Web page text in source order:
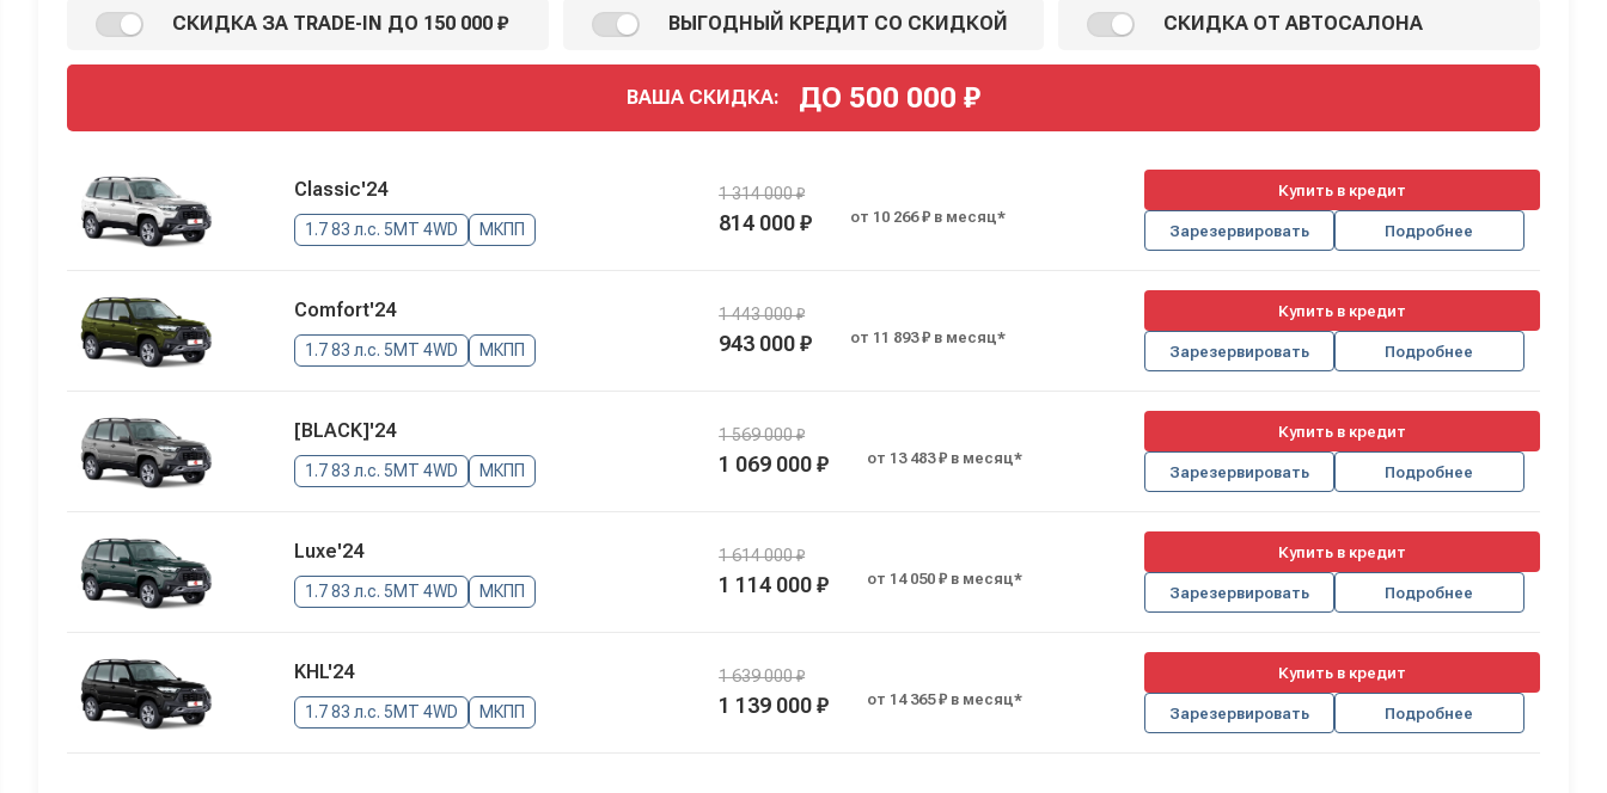
СКИДКА ЗА TRADE-IN ДО 150 000 ₽ ВЫГОДНЫЙ КРЕДИТ СО СКИДКОЙ СКИДКА ОТ АВТОСАЛОНА
ВАША СКИДКА: ДО 500 000 ₽
Classic'24
1.7 83 л.с. 5MT 4WD МКПП
1 314 000 ₽
814 000 ₽ от 10 266 ₽ в месяц*
Купить в кредит
Зарезервировать Подробнее
Comfort'24
1.7 83 л.с. 5MT 4WD МКПП
1 443 000 ₽
943 000 ₽ от 11 893 ₽ в месяц*
Купить в кредит
Зарезервировать Подробнее
[BLACK]'24
1.7 83 л.с. 5MT 4WD МКПП
1 569 000 ₽
1 069 000 ₽ от 13 483 ₽ в месяц*
Купить в кредит
Зарезервировать Подробнее
Luxe'24
1.7 83 л.с. 5MT 4WD МКПП
1 614 000 ₽
1 114 000 ₽ от 14 050 ₽ в месяц*
Купить в кредит
Зарезервировать Подробнее
KHL'24
1.7 83 л.с. 5MT 4WD МКПП
1 639 000 ₽
1 139 000 ₽ от 14 365 ₽ в месяц*
Купить в кредит
Зарезервировать Подробнее